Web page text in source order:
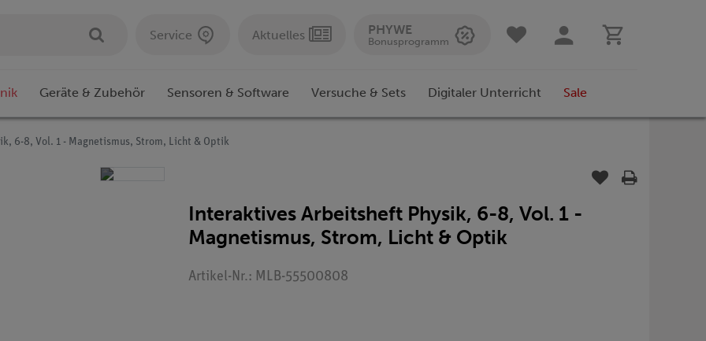
Service Aktuelles PHYWE
Bonusprogramm
Geräte & Zubehör Sensoren & Software Versuche & Sets Digitaler Unterricht Sale
6-8, Vol. 1 - Magnetismus, Strom, Licht & Optik
Interaktives Arbeitsheft Physik, 6-8, Vol. 1 -
Magnetismus, Strom, Licht & Optik
Artikel-Nr.: MLB-55500808